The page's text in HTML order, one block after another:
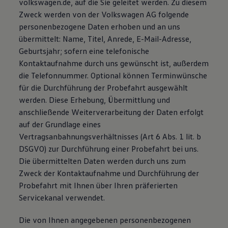
Magazin
Lifestyle
Transport
Familie
Elektromobilität
Volkswagen R
Pannen- und Unfallhilfe
Volkswagen Kundenbetreuung
volkswagen.de, auf die Sie geleitet werden. Zu diesem
Zweck werden von der Volkswagen AG folgende
personenbezogene Daten erhoben und an uns
übermittelt: Name, Titel, Anrede, E-Mail-Adresse,
Geburtsjahr; sofern eine telefonische
Kontaktaufnahme durch uns gewünscht ist, außerdem
die Telefonnummer. Optional können Terminwünsche
für die Durchführung der Probefahrt ausgewählt
werden. Diese Erhebung, Übermittlung und
anschließende Weiterverarbeitung der Daten erfolgt
auf der Grundlage eines
Vertragsanbahnungsverhältnisses (Art 6 Abs. 1 lit. b
DSGVO) zur Durchführung einer Probefahrt bei uns.
Die übermittelten Daten werden durch uns zum
Zweck der Kontaktaufnahme und Durchführung der
Probefahrt mit Ihnen über Ihren präferierten
Servicekanal verwendet.
Die von Ihnen angegebenen personenbezogenen